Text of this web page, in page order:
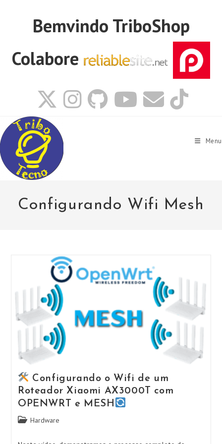
Bemvindo TriboShop
Colabore
Menu
Configurando Wifi Mesh
Configurando o Wifi de um
Roteador Xiaomi AX3000T com
OPENWRT e MESH
Categoria
post:
Hardware